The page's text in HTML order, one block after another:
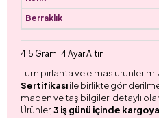
4.5 Gram 14 Ayar Altın
Tüm pırlanta ve elmas
Sertifikasıile birlikte
maden ve taş bilgileri detaylı
Ürünler,3 iş günü içinde